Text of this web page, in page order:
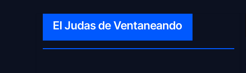
El Judas de Ventaneando